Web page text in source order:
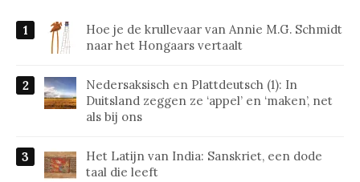
Hoe je de krullevaar van Annie M.G. Schmidt
naar het Hongaars vertaalt
Nedersaksisch en Plattdeutsch (1): In
Duitsland zeggen ze ‘appel’ en ‘maken’, net
als bij ons
Het Latijn van India: Sanskriet, een dode
taal die leeft